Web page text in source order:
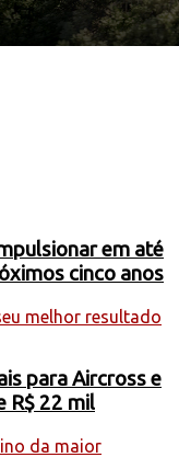
em até
cinco anos
para Aircross e
R$ 22 mil